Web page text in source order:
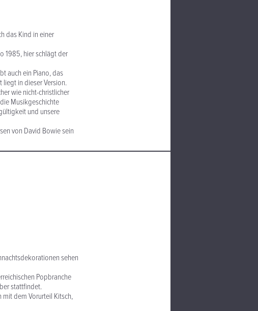
das Kind in einer
1985, hier schlägt der
auch ein Piano, das
in dieser Version.
wie nicht-christlicher
Musikgeschichte
und unsere
von David Bowie sein
sehen
Popbranche
stattfindet.
dem Vorurteil Kitsch,